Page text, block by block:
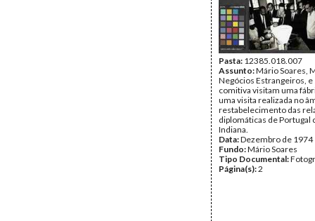
Pasta: 12385.018.007
Assunto:Mário Soares,
Negócios Estrangeiros, e
comitiva visitam uma
uma visita realizada no
restabelecimento das
diplomáticas de Portugal
Indiana.
Data:Dezembro de 1974
Fundo:Mário Soares
Tipo Documental:
Página(s):2